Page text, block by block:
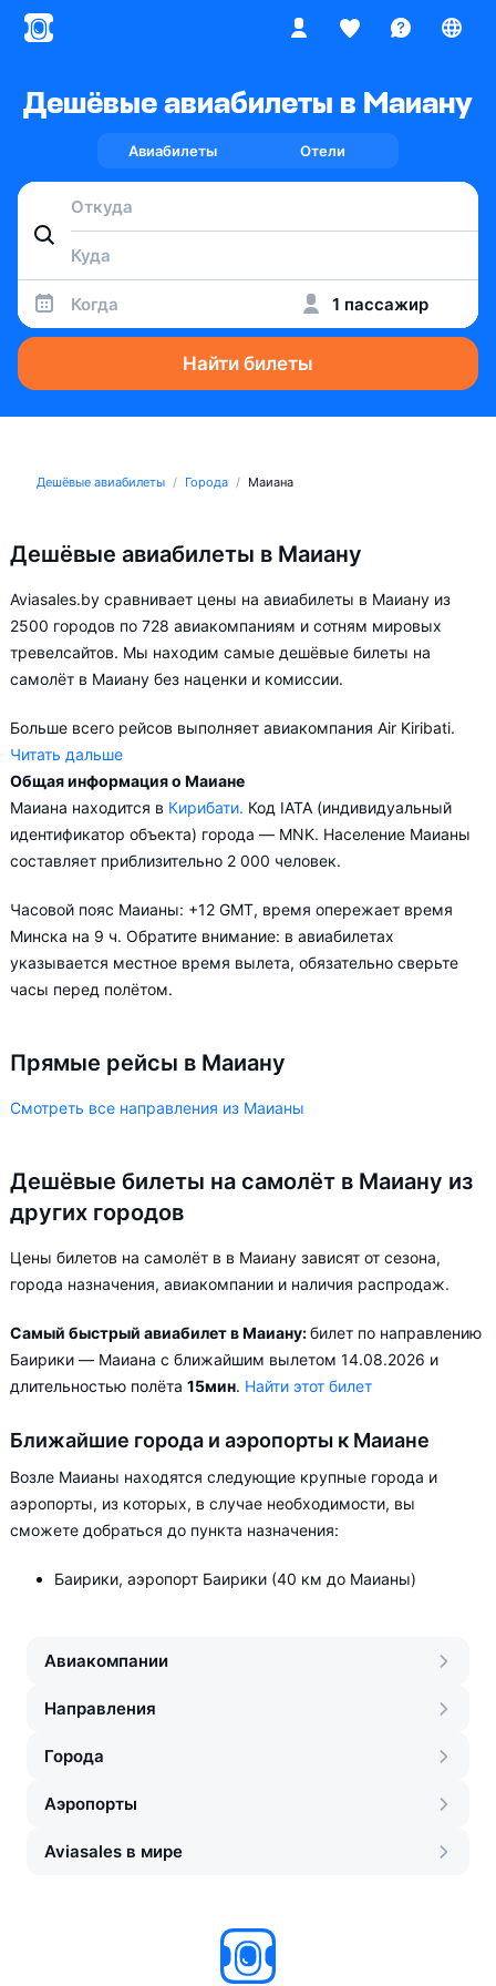
Дешёвые авиабилеты в Маиану
Авиабилеты Отели
Когда 1 пассажир
Найти билеты
Дешёвые авиабилеты Города Маиана
Дешёвые авиабилеты в Маиану
Aviasales.by сравнивает цены на авиабилеты в Маиану из
2500 городов по 728 авиакомпаниям и сотням мировых
тревелсайтов. Мы находим самые дешёвые билеты на
самолёт в Маиану без наценки и комиссии.
Больше всего рейсов выполняет авиакомпания Air Kiribati.
Читать дальше
Aviasales.by советует купить авиабилеты в Маиану заранее,
чтобы вы могли выбирать условия перелёта, ориентируясь на
свои пожелания и финансовые возможности.
Общая информация о Маиане
Маиана находится в Кирибати. Код IATA (индивидуальный
идентификатор объекта) города — MNK. Население Маианы
составляет приблизительно 2 000 человек.
Часовой пояс Маианы: +12 GMT, время опережает время
Минска на 9 ч. Обратите внимание: в авиабилетах
указывается местное время вылета, обязательно сверьте
часы перед полётом.
Прямые рейсы в Маиану
Смотреть все направления из Маианы
Дешёвые билеты на самолёт в Маиану из
других городов
Цены билетов на самолёт в в Маиану зависят от сезона,
города назначения, авиакомпании и наличия распродаж.
Самый быстрый авиабилет в Маиану:билет по направлению
Баирики — Маиана с ближайшим вылетом 14.08.2026 и
длительностью полёта 15мин. Найти этот билет
Ближайшие города и аэропорты к Маиане
Возле Маианы находятся следующие крупные города и
аэропорты, из которых, в случае необходимости, вы
сможете добраться до пункта назначения:
Баирики, аэропорт Баирики (40 км до Маианы)
Авиакомпании
Направления
Города
Аэропорты
Aviasales в мире